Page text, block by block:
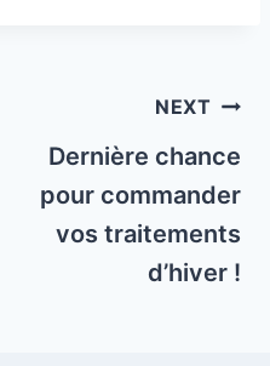
NEXT
Dernière chance
pour commander
vos traitements
d’hiver !